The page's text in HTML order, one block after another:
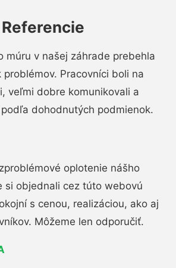
Referencie
múru v našej záhrade prebehla
Pracovníci boli na
veľmi dobre komunikovali a
dohodnutých podmienok.
oplotenie nášho
si objednali cez túto webovú
s cenou, realizáciou, ako aj
Môžeme len odporučiť.